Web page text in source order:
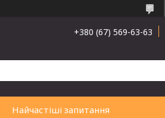
+380 (67) 569-63-63
Найчастіші запитання